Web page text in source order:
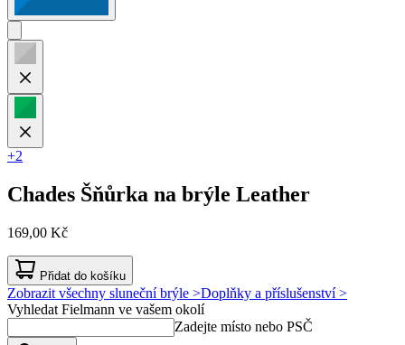
+2
Chades Šňůrka na brýle Leather
169,00 Kč
Přidat do košíku
Zobrazit všechny sluneční brýle >Doplňky a příslušenství >
Vyhledat Fielmann ve vašem okolí
Zadejte místo nebo PSČ